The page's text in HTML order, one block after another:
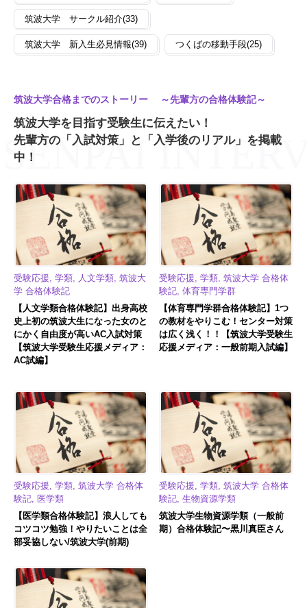
筑波大学 サークル紹介(33)
筑波大学 新入生必見情報(39) つくばの移動手段(25)
筑波大学合格までのストーリー ～先輩方の合格体験記～
筑波大学を目指す受験生に伝えたい！
先輩方の「入試対策」と「入学後のリアル」を掲載
中！
受験応援, 学類, 人文学類, 筑波大
学 合格体験記
【人文学類合格体験記】出身高校
史上初の筑波大生になった女のと
にかく自由度が高いAC入試対策
【筑波大学受験生応援メディア：
AC試編】
受験応援, 学類, 筑波大学 合格体
験記, 体育専門学群
【体育専門学群合格体験記】1つ
の教材をやりこむ！センター対策
は広く浅く！！【筑波大学受験生
応援メディア：一般前期入試編】
受験応援, 学類, 筑波大学 合格体
験記, 医学類
【医学類合格体験記】浪人しても
コツコツ勉強！やりたいことは全
部妥協しない/筑波大学(前期)
受験応援, 学類, 筑波大学 合格体
験記, 生物資源学類
筑波大学生物資源学類（一般前
期）合格体験記〜黒川真臣さん